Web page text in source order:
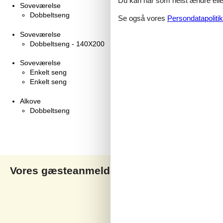
Soveværelse
Dobbeltseng
Soveværelse
Dobbeltseng - 140X200
Soveværelse
Enkelt seng
Enkelt seng
Alkove
Dobbeltseng
Vores gæsteanmeldelser
Se også vores Persondatapolitik